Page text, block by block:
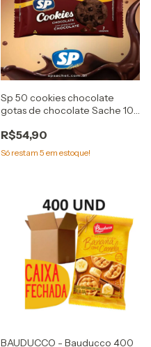
Sp 50 cookies chocolate
gotas de chocolate Sache 10g
R$54,90
Só restam 5 em estoque!
BAUDUCCO - Bauducco 400